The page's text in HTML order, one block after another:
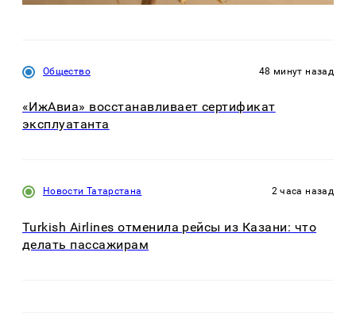
Общество 48 минут назад
«ИжАвиа» восстанавливает сертификат
эксплуатанта
Новости Татарстана 2 часа назад
Turkish Airlines отменила рейсы из Казани: что
делать пассажирам